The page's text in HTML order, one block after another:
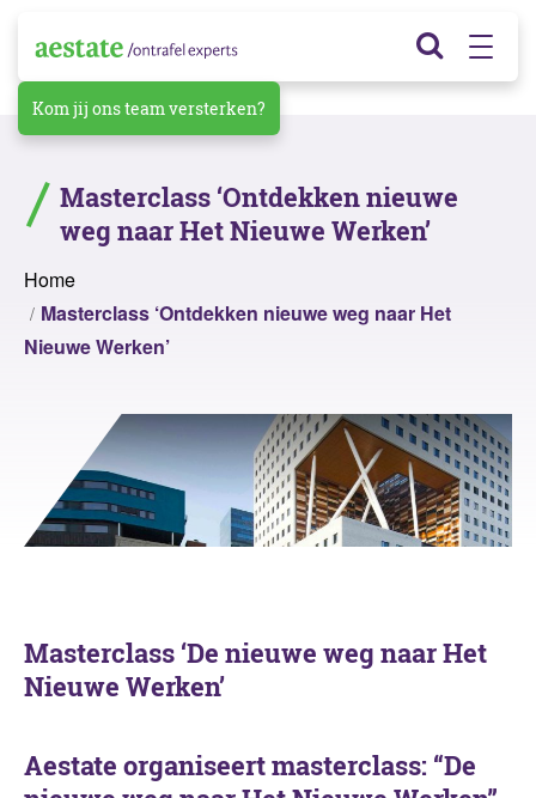
Kom jij ons team versterken?
Masterclass ‘Ontdekken nieuwe
weg naar Het Nieuwe Werken’
Home
Masterclass ‘Ontdekken nieuwe weg naar Het
Nieuwe Werken’
Masterclass ‘De nieuwe weg naar Het
Nieuwe Werken’
Aestate organiseert masterclass: “De